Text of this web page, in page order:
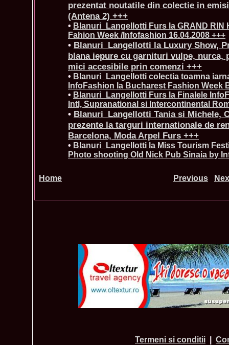
prezentat noutatile din colectie in
(Antena 2) +++
• Blanuri_Langellotti Furs la GRAND RIN
Fahion Week /Infofashion 16.04.2008 +++
• Blanuri_Langellotti la Luxury Show,
blana iepure cu garnituri vulpe, nurca,
mici accesibile prin comenzi +++
• Blanuri_Langellotti colectia toamna
InfoFashion la Bucharest Fashion Week
• Blanuri_Langellotti Furs la Finalele
Intl, Supranational si Intercontinental
• Blanuri_Langellotti Tania si Michele,
prezente la targuri internationale de
Barcelona, Moda Arpel Furs +++
• Blanuri_Langellotti la Miss Tourism
Photo shooting Old Nick Pub Sinaia by
Home Previous
Termeni si conditii